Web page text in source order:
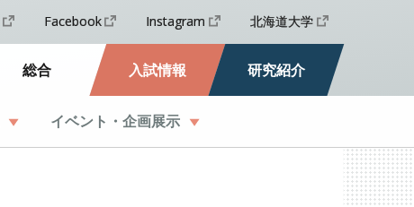
Facebook Instagram 北海道大学
総合 入試情報 研究紹介
イベント ・企画展示